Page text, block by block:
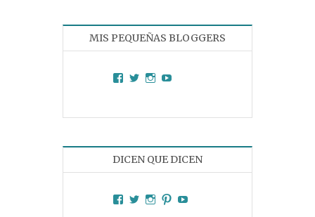
MIS PEQUEÑAS BLOGGERS
Facebook
TwitterInstagram
DICEN QUE DICEN
Facebook
TwitterInstagram
Pinterest